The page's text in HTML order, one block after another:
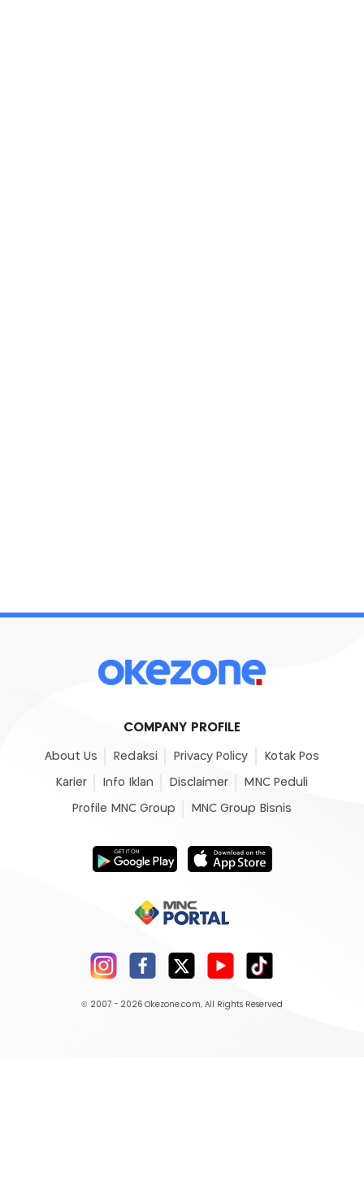
COMPANY PROFILE
About Us Redaksi Privacy Policy Kotak Pos
Karier Info Iklan Disclaimer MNC Peduli
Profile MNC Group MNC Group Bisnis
© 2007 - 2026 Okezone.com, All Rights Reserved